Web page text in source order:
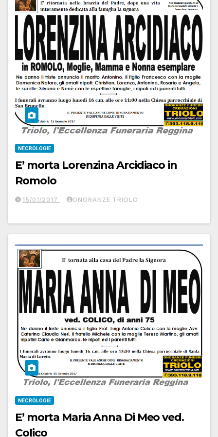
NECROLOGIE
E’ morta Lorenzina Arcidiaco in
Romolo
15/01/2017 ONORANZE TRIOLO
NECROLOGIE
E’ morta Maria Anna Di Meo ved.
Colico